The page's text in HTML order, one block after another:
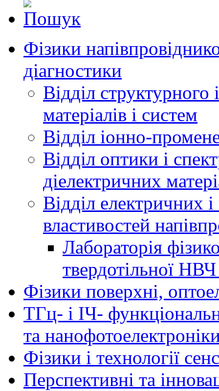
Фізики
діагностики
Відділ структурного
матеріалів і систем
Відділ іонно-
Відділ оптики і
діелектричних
Відділ електричних
властивостей
Лабораторія
твердотільної
Фізики поверхні,
ТГц- і ІЧ-
та
Фізики і технології
Перспективні та